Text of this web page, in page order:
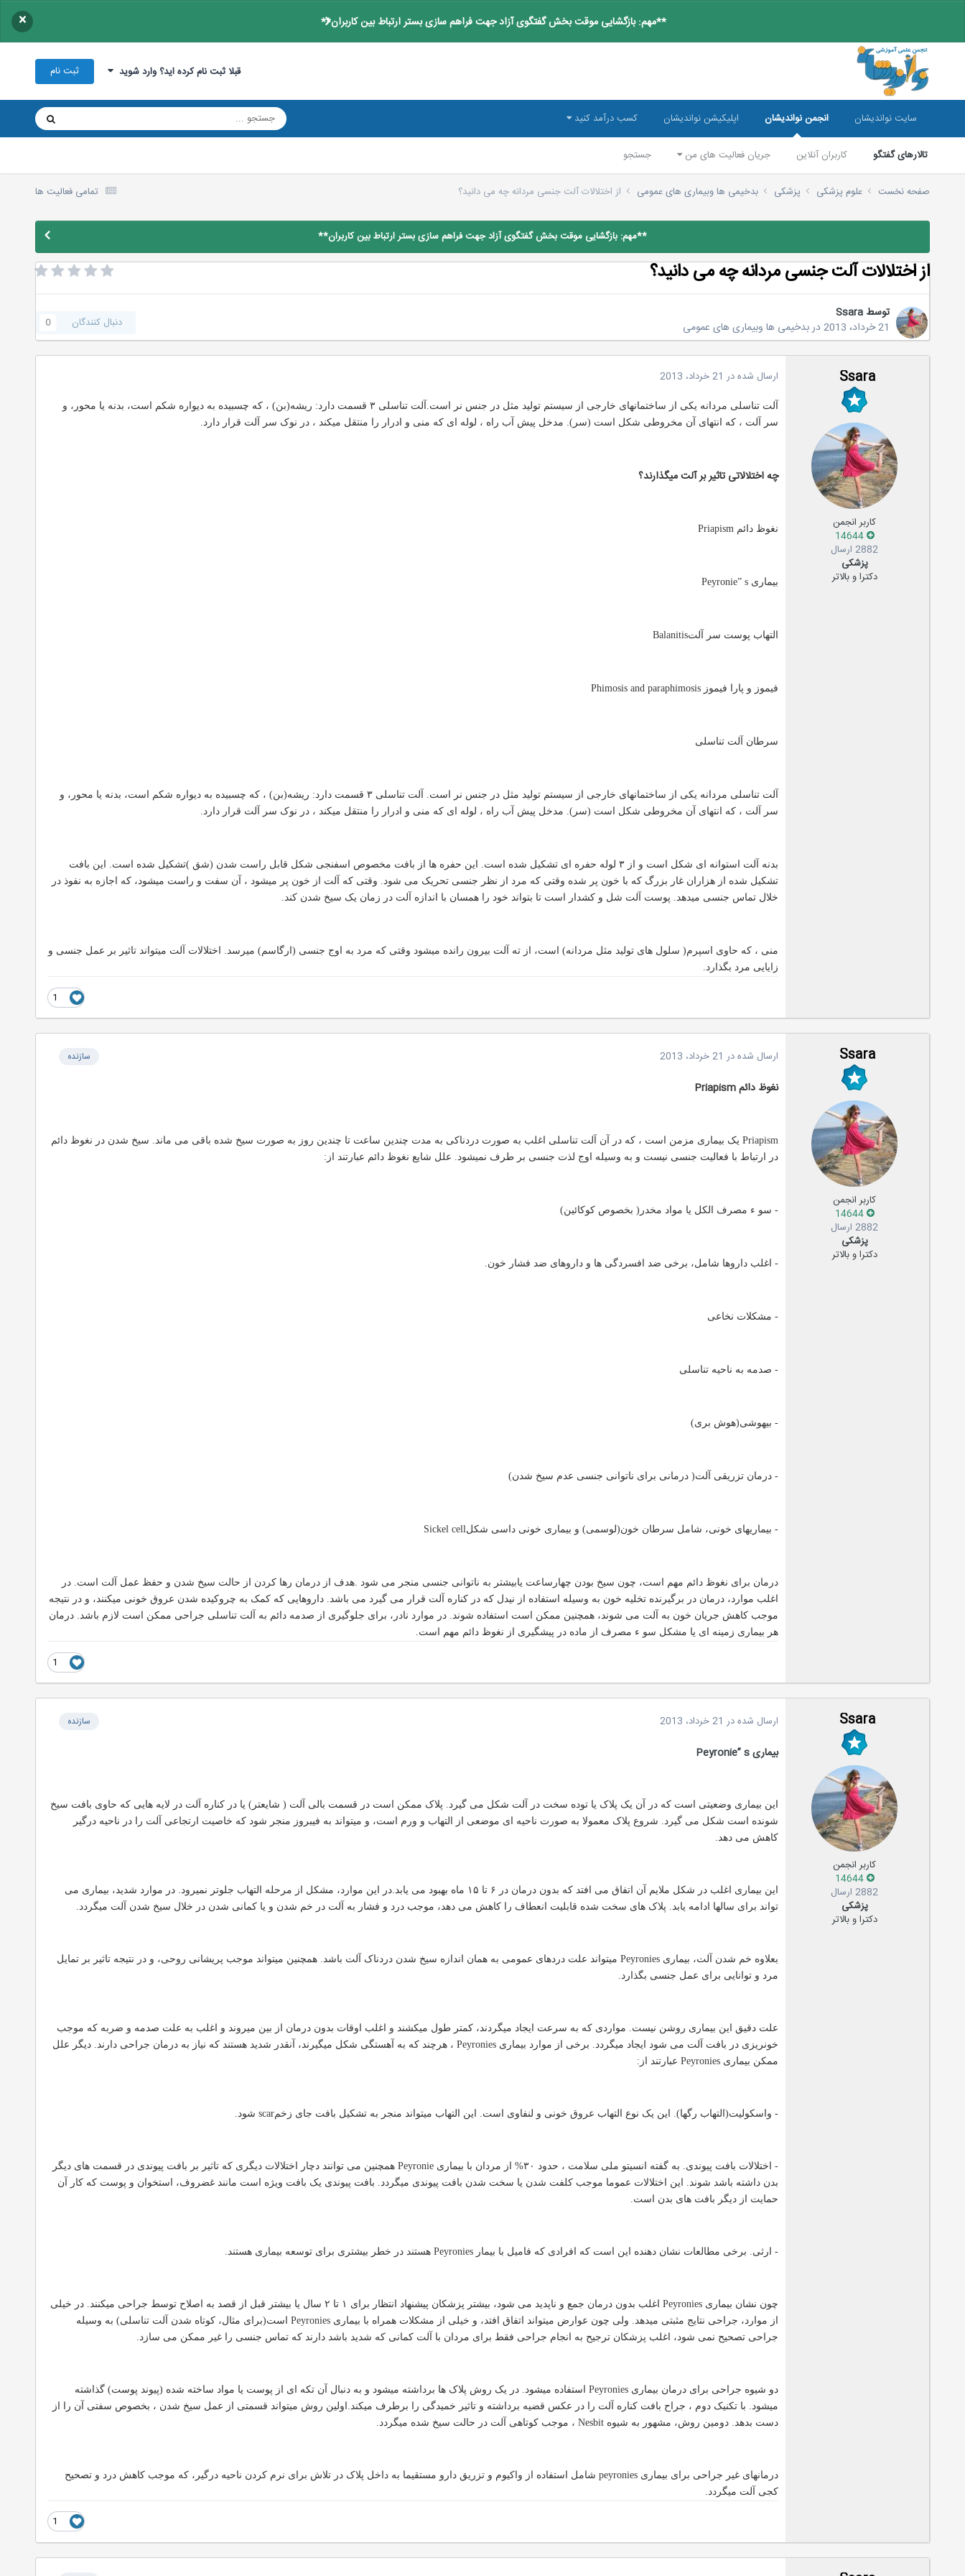
**مهم: بازگشایی موقت بخش گفتگوی آزاد جهت فراهم سازی بستر ارتباط بین کاربران** ×
قبلا ثبت نام کرده اید؟ وارد شوید ثبت نام
سایت نواندیشان انجمن نواندیشان
تالارهای گفتگو کاربران آنلاین جریان فعالیت های من جستجو
اپلیکیشن نواندیشان کسب درآمد کنید
تمامی فعالیت ها صفحه نخست علوم پزشکی پزشکی بدخیمی ها وبیماری های عمومی از اختلالات آلت جنسی مردانه چه می دانید؟
**مهم: بازگشایی موقت بخش گفتگوی آزاد جهت فراهم سازی بستر ارتباط بین کاربران**
از اختلالات آلت جنسی مردانه چه می دانید؟
توسط Ssara
21 خرداد، 2013
دربدخیمی ها وبیماری های عمومی دنبال کنندگان 0
Ssara
کاربر انجمن
14644
2882 ارسال
پزشکی
دکترا و بالاتر
ارسال شده در 21 خرداد، 2013
آلت تناسلی مردانه یکی از ساختمانهای خارجی از سیستم تولید مثل در جنس نر است.آلت تناسلی ۳ قسمت دارد: ریشه(بن) ، که چسبیده به دیواره شکم است، بدنه یا محور، و
سر آلت ، که انتهای آن مخروطی شکل است (سر). مدخل پیش آب راه ، لوله ای که منی و ادرار را منتقل میکند ، در نوک سر آلت قرار دارد.
چه اختلالاتی تاثیر بر آلت میگذارند؟
نغوظ دائم Priapism
بیماری Peyronie” s
التهاب پوست سر آلتBalanitis
فیموز و پارا فیموز Phimosis and paraphimosis
سرطان آلت تناسلی
آلت تناسلی مردانه یکی از ساختمانهای خارجی از سیستم تولید مثل در جنس نر است. آلت تناسلی ۳ قسمت دارد: ریشه(بن) ، که چسبیده به دیواره شکم است، بدنه یا محور، و
سر آلت ، که انتهای آن مخروطی شکل است (سر). مدخل پیش آب راه ، لوله ای که منی و ادرار را منتقل میکند ، در نوک سر آلت قرار دارد.
بدنه آلت استوانه ای شکل است و از ۳ لوله حفره ای تشکیل شده است. این حفره ها از بافت مخصوص اسفنجی شکل قابل راست شدن (شق )تشکیل شده است. این بافت
تشکیل شده از هزاران غار بزرگ که با خون پر شده وقتی که مرد از نظر جنسی تحریک می شود. وقتی که آلت از خون پر میشود ، آن سفت و راست میشود، که اجازه به نفوذ در
خلال تماس جنسی میدهد. پوست آلت شل و کشدار است تا بتواند خود را همسان با اندازه آلت در زمان یک سیخ شدن کند.
منی ، که حاوی اسپرم( سلول های تولید مثل مردانه) است، از ته آلت بیرون رانده میشود وقتی که مرد به اوج جنسی (ارگاسم) میرسد. اختلالات آلت میتواند تاثیر بر عمل جنسی و
زایایی مرد بگذارد.
1
Ssara
کاربر انجمن
14644
2882 ارسال
پزشکی
دکترا و بالاتر
سازنده ارسال شده در 21 خرداد، 2013
نغوظ دائم Priapism
Priapism یک بیماری مزمن است ، که در آن آلت تناسلی اغلب به صورت دردناکی به مدت چندین ساعت تا چندین روز به صورت سیخ شده باقی می ماند. سیخ شدن در نغوظ دائم
در ارتباط با فعالیت جنسی نیست و به وسیله اوج لذت جنسی بر طرف نمیشود. علل شایع نغوظ دائم عبارتند از:
- سو ء مصرف الکل یا مواد مخدر( بخصوص کوکائین)
- اغلب داروها شامل، برخی ضد افسردگی ها و داروهای ضد فشار خون.
- مشکلات نخاعی
- صدمه به ناحیه تناسلی
- بیهوشی(هوش بری)
- درمان تزریقی آلت( درمانی برای ناتوانی جنسی عدم سیخ شدن)
- بیماریهای خونی، شامل سرطان خون(لوسمی) و بیماری خونی داسی شکلSickel cell
درمان برای نغوظ دائم مهم است، چون سیخ بودن چهارساعت یابیشتر به ناتوانی جنسی منجر می شود .هدف از درمان رها کردن از حالت سیخ شدن و حفظ عمل آلت است. در
اغلب موارد، درمان در برگیرنده تخلیه خون به وسیله استفاده از نیدل که در کناره آلت قرار می گیرد می باشد. داروهایی که کمک به چروکیده شدن عروق خونی میکنند، و در نتیجه
موجب کاهش جریان خون به آلت می شوند، همچنین ممکن است استفاده شوند. در موارد نادر، برای جلوگیری از صدمه دائم به آلت تناسلی جراحی ممکن است لازم باشد. درمان
هر بیماری زمینه ای یا مشکل سو ء مصرف از ماده در پیشگیری از نغوظ دائم مهم است.
1
Ssara
کاربر انجمن
14644
2882 ارسال
پزشکی
دکترا و بالاتر
سازنده ارسال شده در 21 خرداد، 2013
بیماری Peyronie” s
این بیماری وضعیتی است که در آن یک پلاک یا توده سخت در آلت شکل می گیرد. پلاک ممکن است در قسمت بالی آلت ( شایعتر) یا در کناره آلت در لایه هایی که حاوی بافت سیخ
شونده است شکل می گیرد. شروع پلاک معمولا به صورت ناحیه ای موضعی از التهاب و ورم است، و میتواند به فیبروز منجر شود که خاصیت ارتجاعی آلت را در ناحیه درگیر
کاهش می دهد.
این بیماری اغلب در شکل ملایم آن اتفاق می افتد که بدون درمان در ۶ تا ۱۵ ماه بهبود می یابد.در این موارد، مشکل از مرحله التهاب جلوتر نمیرود. در موارد شدید، بیماری می
تواند برای سالها ادامه یابد. پلاک های سخت شده قابلیت انعطاف را کاهش می دهد، موجب درد و فشار به آلت در خم شدن و یا کمانی شدن در خلال سیخ شدن آلت میگردد.
بعلاوه خم شدن آلت، بیماری Peyronies میتواند علت دردهای عمومی به همان اندازه سیخ شدن دردناک آلت باشد. همچنین میتواند موجب پریشانی روحی، و در نتیجه تاثیر بر تمایل
مرد و توانایی برای عمل جنسی بگذارد.
علت دقیق این بیماری روشن نیست. مواردی که به سرعت ایجاد میگردند، کمتر طول میکشند و اغلب اوقات بدون درمان از بین میروند و اغلب به علت صدمه و ضربه که موجب
خونریزی در بافت آلت می شود ایجاد میگردد. برخی از موارد بیماری Peyronies ، هرچند که به آهستگی شکل میگیرند، آنقدر شدید هستند که نیاز به درمان جراحی دارند. دیگر علل
ممکن بیماری Peyronies عبارتند از:
- واسکولیت(التهاب رگها). این یک نوع التهاب عروق خونی و لنفاوی است. این التهاب میتواند منجر به تشکیل بافت جای زخمscar شود.
- اختلالات بافت پیوندی. به گفته انسیتو ملی سلامت ، حدود ۳۰% از مردان با بیماری Peyronie همچنین می توانند دچار اختلالات دیگری که تاثیر بر بافت پیوندی در قسمت های دیگر
بدن داشته باشد شوند. این اختلالات عموما موجب کلفت شدن یا سخت شدن بافت پیوندی میگردد. بافت پیوندی یک بافت ویژه است مانند غضروف، استخوان و پوست که کار آن
حمایت از دیگر بافت های بدن است.
- ارثی. برخی مطالعات نشان دهنده این است که افرادی که فامیل با بیمار Peyronies هستند در خطر بیشتری برای توسعه بیماری هستند.
چون نشان بیماری Peyronies اغلب بدون درمان جمع و ناپدید می شود، بیشتر پزشکان پیشنهاد انتظار برای ۱ تا ۲ سال یا بیشتر قبل از قصد به اصلاح توسط جراحی میکنند. در خیلی
از موارد، جراحی نتایج مثبتی میدهد. ولی چون عوارض میتواند اتفاق افتد، و خیلی از مشکلات همراه با بیماری Peyronies است(برای مثال، کوتاه شدن آلت تناسلی) به وسیله
جراحی تصحیح نمی شود، اغلب پزشکان ترجیح به انجام جراحی فقط برای مردان با آلت کمانی که شدید باشد دارند که تماس جنسی را غیر ممکن می سازد.
دو شیوه جراحی برای درمان بیماری Peyronies استفاده میشود. در یک روش پلاک ها برداشته میشود و به دنبال آن تکه ای از پوست یا مواد ساخته شده (پیوند پوست) گذاشته
میشود. با تکنیک دوم ، جراح بافت کناره آلت را در عکس قضیه برداشته و تاثیر خمیدگی را برطرف میکند.اولین روش میتواند قسمتی از عمل سیخ شدن ، بخصوص سفتی آن را از
دست بدهد. دومین روش، مشهور به شیوه Nesbit ، موجب کوتاهی آلت در حالت سیخ شده میگردد.
درمانهای غیر جراحی برای بیماری peyronies شامل استفاده از واکیوم و تزریق دارو مستقیما به داخل پلاک در تلاش برای نرم کردن ناحیه درگیر، که موجب کاهش درد و تصحیح
کجی آلت میگردد.
1